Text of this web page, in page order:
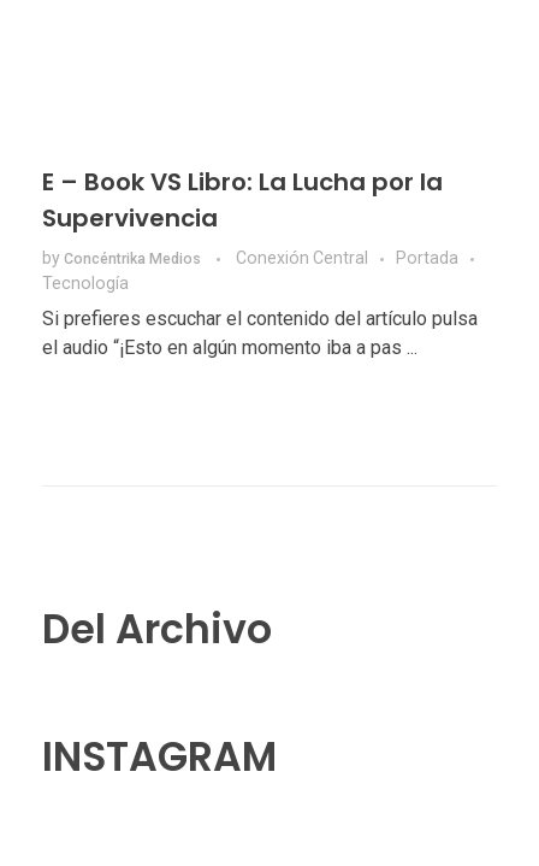
E – Book VS Libro: La Lucha por la
Supervivencia
by Concéntrika Medios Conexión Central
Portada
Tecnologí­a
Si prefieres escuchar el contenido del artículo pulsa
el audio “¡Esto en algún momento iba a pas ...
Del Archivo
INSTAGRAM